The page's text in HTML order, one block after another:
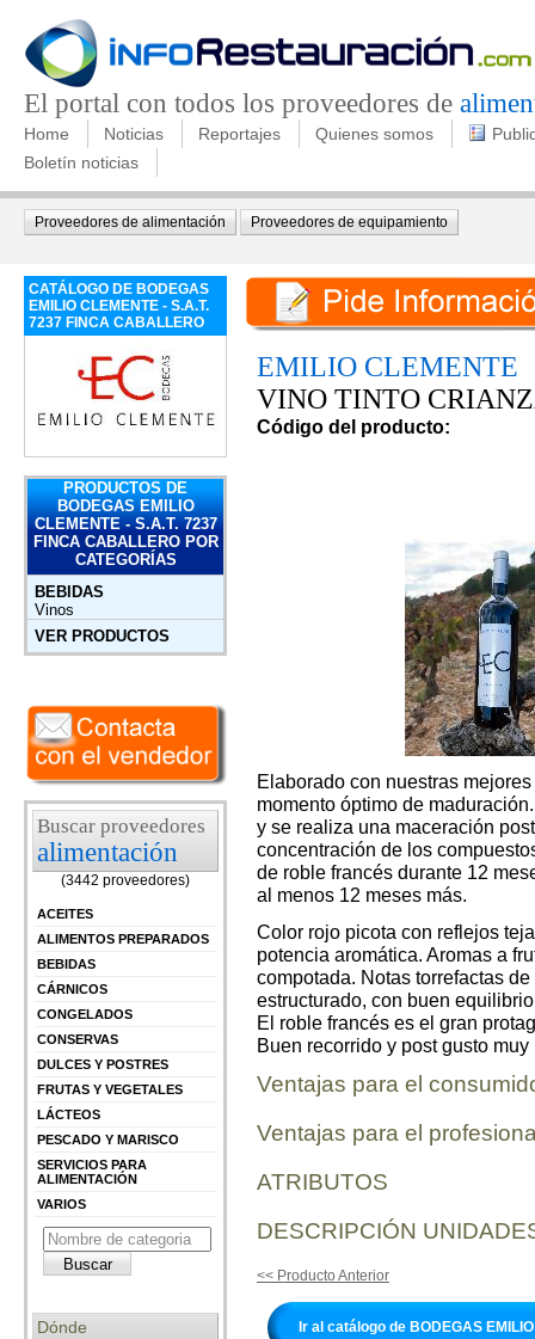
El portal con todos los proveedores de
Home Noticias Reportajes Quienes somos
Boletín noticias
Proveedores de alimentación Proveedores de equipamiento
CATÁLOGO DE BODEGAS
EMILIO CLEMENTE - S.A.T.
7237 FINCA CABALLERO
PRODUCTOS DE
BODEGAS EMILIO
CLEMENTE - S.A.T. 7237
FINCA CABALLERO POR
CATEGORÍAS
BEBIDAS
Vinos
VER PRODUCTOS
Buscar proveedores
alimentación
(3442 proveedores)
ACEITES
ALIMENTOS PREPARADOS
BEBIDAS
CÁRNICOS
CONGELADOS
CONSERVAS
DULCES Y POSTRES
FRUTAS Y VEGETALES
LÁCTEOS
PESCADO Y MARISCO
SERVICIOS PARA
ALIMENTACIÓN
VARIOS
Dónde
EMILIO CLEMENTE
VINO TINTO
Código del producto:
Elaborado con nuestras
momento óptimo de
y se realiza una maceración
concentración de los
de roble francés durante 12
al menos 12 meses más.
Color rojo picota con reflejos
potencia aromática. Aromas a
compotada. Notas torrefactas
estructurado, con buen
El roble francés es el gran
Buen recorrido y post gusto muy
Ventajas para el
Ventajas para el
ATRIBUTOS
DESCRIPCIÓN
<< Producto Anterior
Ir al catálogo de BODEGAS